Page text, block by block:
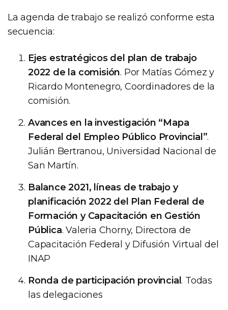
La agenda de trabajo se realizó conforme esta
secuencia:
Ejes estratégicos del plan de trabajo
2022 de la comisión. Por Matías Gómez y
Ricardo Montenegro, Coordinadores de la
comisión.
Avances en la investigación “Mapa
Federal del Empleo Público Provincial”.
Julián Bertranou, Universidad Nacional de
San Martín.
Balance 2021, líneas de trabajo y
planificación 2022 del Plan Federal de
Formación y Capacitación en Gestión
Pública. Valeria Chorny, Directora de
Capacitación Federal y Difusión Virtual del
INAP
Ronda de participación provincial. Todas
las delegaciones